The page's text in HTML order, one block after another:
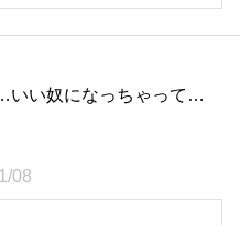
いい奴になっちゃって…
08